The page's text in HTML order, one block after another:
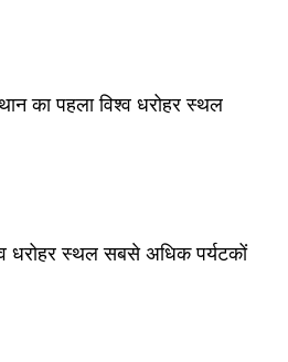
का पहला विश्व धरोहर स्थल
धरोहर स्थल सबसे अधिक पर्यटकों